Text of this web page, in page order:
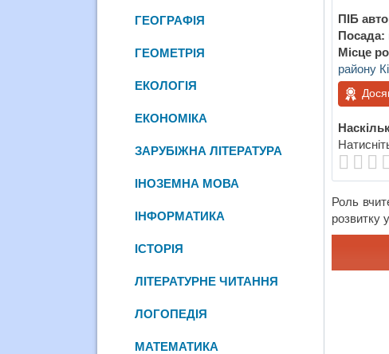
ПІБ
Посада:
Місце
району
Роль
розвитку
ГЕОГРАФІЯ
ГЕОМЕТРІЯ
ЕКОЛОГІЯ
ЕКОНОМІКА
ЗАРУБІЖНА ЛІТЕРАТУРА
ІНОЗЕМНА МОВА
ІНФОРМАТИКА
ІСТОРІЯ
ЛІТЕРАТУРНЕ ЧИТАННЯ
ЛОГОПЕДІЯ
МАТЕМАТИКА